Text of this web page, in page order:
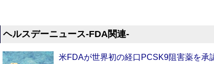
ヘルスデーニュース‐FDA関連‐
米FDAが世界初の経口PCSK9阻害薬を承